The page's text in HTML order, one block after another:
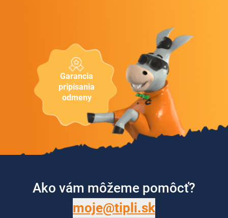
Garancia
pripísania
odmeny
Ako vám môžeme pomôcť?
moje@tipli.sk